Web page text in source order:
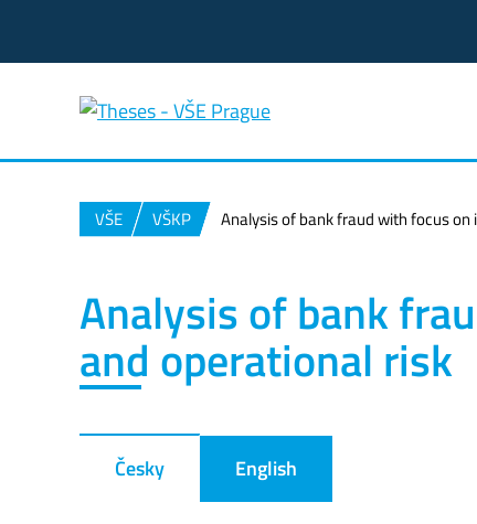
VŠE VŠKP Analysis of bank fraud with focus
Analysis of bank
and operational risk
Česky English